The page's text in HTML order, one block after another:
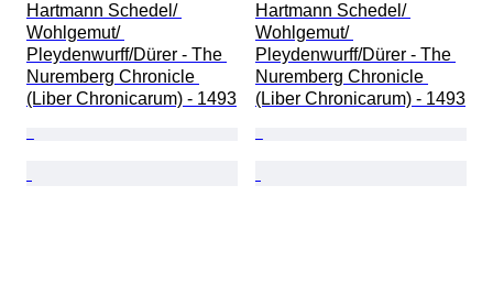
Hartmann Schedel/
Wohlgemut/
Pleydenwurff/Dürer - The
Nuremberg Chronicle
(Liber Chronicarum) - 1493
Hartmann Schedel/
Wohlgemut/
Pleydenwurff/Dürer - The
Nuremberg Chronicle
(Liber Chronicarum) - 1493